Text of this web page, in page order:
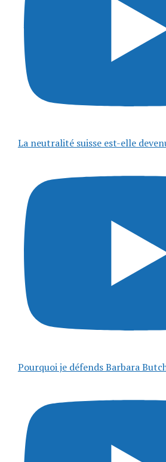
La neutralité suisse est-elle
Pourquoi je défends Barbara